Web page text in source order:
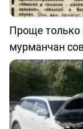
Проще только
мурманчан